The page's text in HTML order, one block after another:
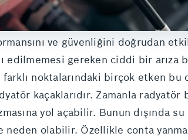
ve güvenliğini doğrudan
edilmemesi gereken ciddi bir
noktalarındaki birçok etken bu
kaçaklarıdır. Zamanla
yol açabilir. Bunun dışında
olabilir. Özellikle conta